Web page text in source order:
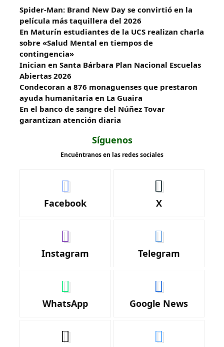
Spider-Man: Brand New Day se convirtió en la
película más taquillera del 2026
En Maturín estudiantes de la UCS realizan charla
sobre «Salud Mental en tiempos de
contingencia»
Inician en Santa Bárbara Plan Nacional Escuelas
Abiertas 2026
Condecoran a 876 monaguenses que prestaron
ayuda humanitaria en La Guaira
En el banco de sangre del Núñez Tovar
garantizan atención diaria
Síguenos
Encuéntranos en las redes sociales
Facebook X
Instagram Telegram
WhatsApp Google News